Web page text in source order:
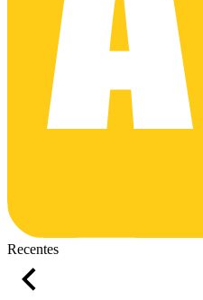
Recentes